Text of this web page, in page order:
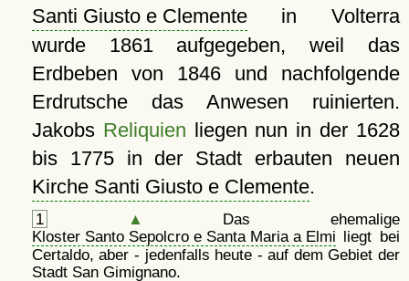
Santi Giusto e Clementein Volterra
wurde 1861 aufgegeben, weil das
Erdbeben von 1846 und nachfolgende
Erdrutsche das Anwesen ruinierten.
Jakobs Reliquien liegen nun in der 1628
bis 1775 in der Stadt erbauten neuen
Kirche Santi Giusto e Clemente.
1 ▲
Das ehemalige
Kloster Santo Sepolcro e Santa Maria a Elmi liegt bei
Certaldo, aber - jedenfalls heute - auf dem Gebiet der
Stadt San Gimignano.